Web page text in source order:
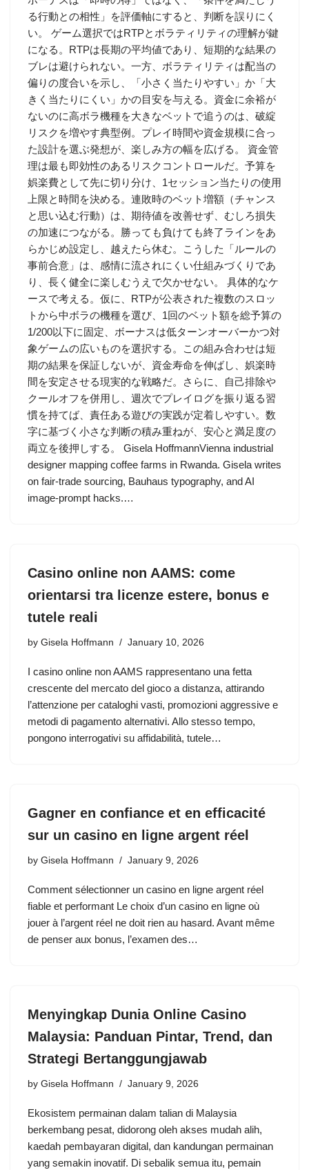
る行動との相性」を評価軸にすると、判断を誤りにく
い。 ゲーム選択ではRTPとボラティリティの理解が鍵
になる。RTPは長期の平均値であり、短期的な結果の
ブレは避けられない。一方、ボラティリティは配当の
偏りの度合いを示し、「小さく当たりやすい」か「大
きく当たりにくい」かの目安を与える。資金に余裕が
ないのに高ボラ機種を大きなベットで追うのは、破綻
リスクを増やす典型例。プレイ時間や資金規模に合っ
た設計を選ぶ発想が、楽しみ方の幅を広げる。 資金管
理は最も即効性のあるリスクコントロールだ。予算を
娯楽費として先に切り分け、1セッション当たりの使用
上限と時間を決める。連敗時のベット増額（チャンス
と思い込む行動）は、期待値を改善せず、むしろ損失
の加速につながる。勝っても負けても終了ラインをあ
らかじめ設定し、越えたら休む。こうした「ルールの
事前合意」は、感情に流されにくい仕組みづくりであ
り、長く健全に楽しむうえで欠かせない。 具体的なケ
ースで考える。仮に、RTPが公表された複数のスロッ
トから中ボラの機種を選び、1回のベット額を総予算の
1/200以下に固定、ボーナスは低ターンオーバーかつ対
象ゲームの広いものを選択する。この組み合わせは短
期の結果を保証しないが、資金寿命を伸ばし、娯楽時
間を安定させる現実的な戦略だ。さらに、自己排除や
クールオフを併用し、週次でプレイログを振り返る習
慣を持てば、責任ある遊びの実践が定着しやすい。数
字に基づく小さな判断の積み重ねが、安心と満足度の
両立を後押しする。 Gisela HoffmannVienna industrial
designer mapping coffee farms in Rwanda. Gisela writes
on fair-trade sourcing, Bauhaus typography, and AI
image-prompt hacks.…
Casino online non AAMS: come
orientarsi tra licenze estere, bonus e
tutele reali
by Gisela Hoffmann January 10, 2026
I casino online non AAMS rappresentano una fetta
crescente del mercato del gioco a distanza, attirando
l’attenzione per cataloghi vasti, promozioni aggressive e
metodi di pagamento alternativi. Allo stesso tempo,
pongono interrogativi su affidabilità, tutele…
Gagner en confiance et en efficacité
sur un casino en ligne argent réel
by Gisela Hoffmann January 9, 2026
Comment sélectionner un casino en ligne argent réel
fiable et performant Le choix d’un casino en ligne où
jouer à l’argent réel ne doit rien au hasard. Avant même
de penser aux bonus, l’examen des…
Menyingkap Dunia Online Casino
Malaysia: Panduan Pintar, Trend, dan
Strategi Bertanggungjawab
by Gisela Hoffmann January 9, 2026
Ekosistem permainan dalam talian di Malaysia
berkembang pesat, didorong oleh akses mudah alih,
kaedah pembayaran digital, dan kandungan permainan
yang semakin inovatif. Di sebalik semua itu, pemain